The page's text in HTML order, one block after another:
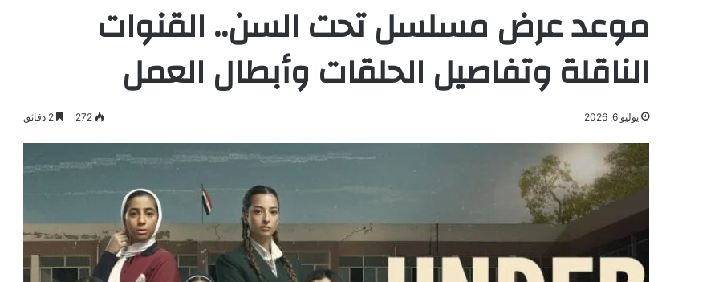
موعد عرض مسلسل تحت السن.. القنوات
الناقلة وتفاصيل الحلقات وأبطال العمل
يوليو 6, 2026 272